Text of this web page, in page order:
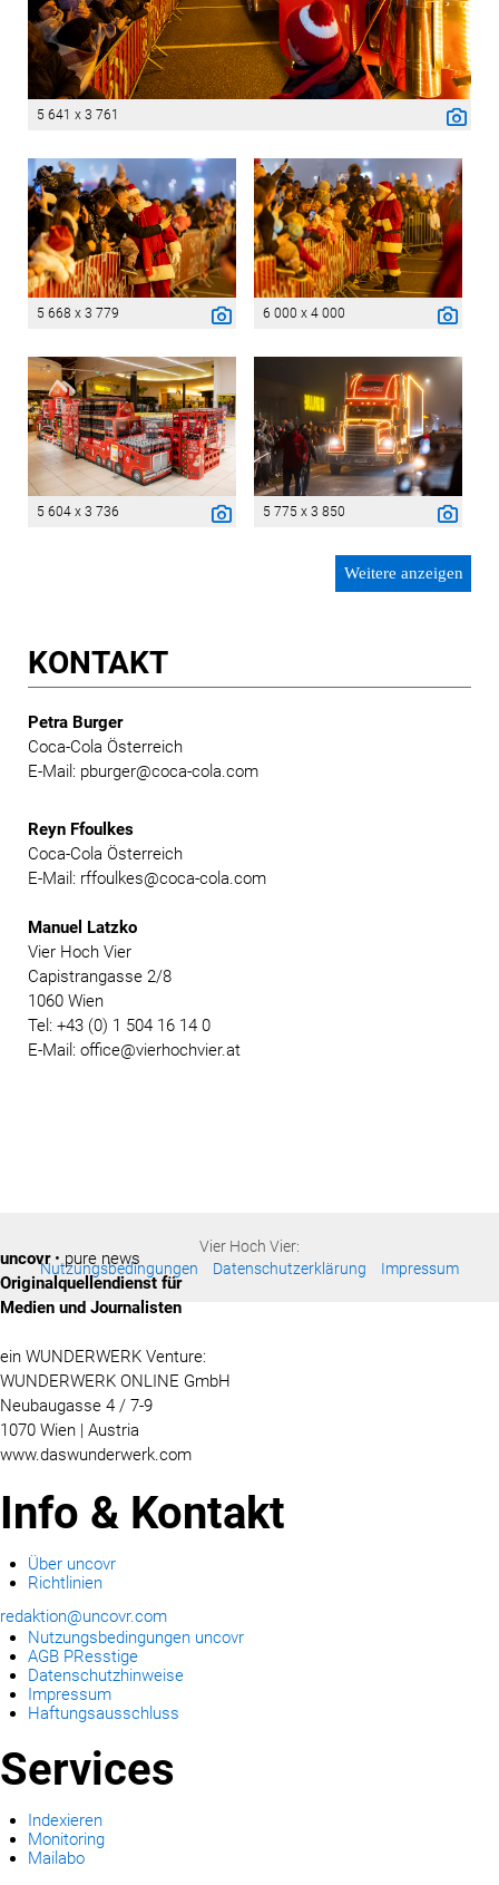
5 641 x 3 761
5 668 x 3 779 6 000 x 4 000
5 604 x 3 736 5 775 x 3 850
Weitere anzeigen
KONTAKT
Petra Burger
Coca-Cola Österreich
E-Mail: pburger@coca-cola.com
Reyn Ffoulkes
Coca-Cola Österreich
E-Mail: rffoulkes@coca-cola.com
Manuel Latzko
Vier Hoch Vier
Capistrangasse 2/8
1060 Wien
Tel: +43 (0) 1 504 16 14 0
E-Mail: office@vierhochvier.at
Vier Hoch Vier:
Nutzungsbedingungen
Datenschutzerklärung Impressum
uncovr• pure news
Originalquellendienst für
Medien und Journalisten
ein WUNDERWERK Venture:
WUNDERWERK ONLINE GmbH
Neubaugasse 4 / 7-9
1070 Wien | Austria
www.daswunderwerk.com
Info & Kontakt
Über uncovr
Richtlinien
redaktion@uncovr.com
Nutzungsbedingungen uncovr
AGB PResstige
Datenschutzhinweise
Impressum
Haftungsausschluss
Services
Indexieren
Monitoring
Mailabo